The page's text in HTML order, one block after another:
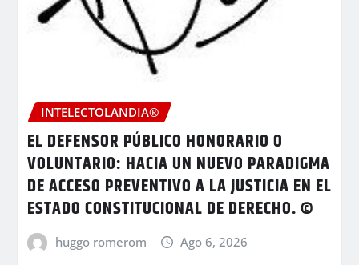
INTELECTOLANDIA®
EL DEFENSOR PÚBLICO HONORARIO O
VOLUNTARIO: HACIA UN NUEVO PARADIGMA
DE ACCESO PREVENTIVO A LA JUSTICIA EN EL
ESTADO CONSTITUCIONAL DE DERECHO. ©
huggo romerom Ago 6, 2026